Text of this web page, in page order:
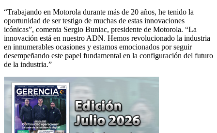
“Trabajando en Motorola durante más de 20 años, he tenido la
oportunidad de ser testigo de muchas de estas innovaciones
icónicas”, comenta Sergio Buniac, presidente de Motorola. “La
innovación está en nuestro ADN. Hemos revolucionado la industria
en innumerables ocasiones y estamos emocionados por seguir
desempeñando este papel fundamental en la configuración del futuro
de la industria.”